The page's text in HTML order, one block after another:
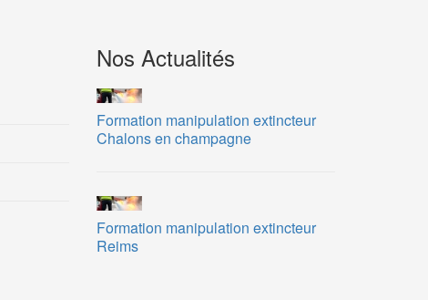
Nos Actualités
Formation manipulation extincteur
Chalons en champagne
Formation manipulation extincteur
Reims